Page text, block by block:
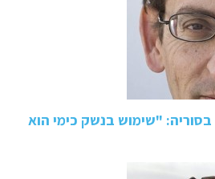
"שימוש בנשק כימי הוא